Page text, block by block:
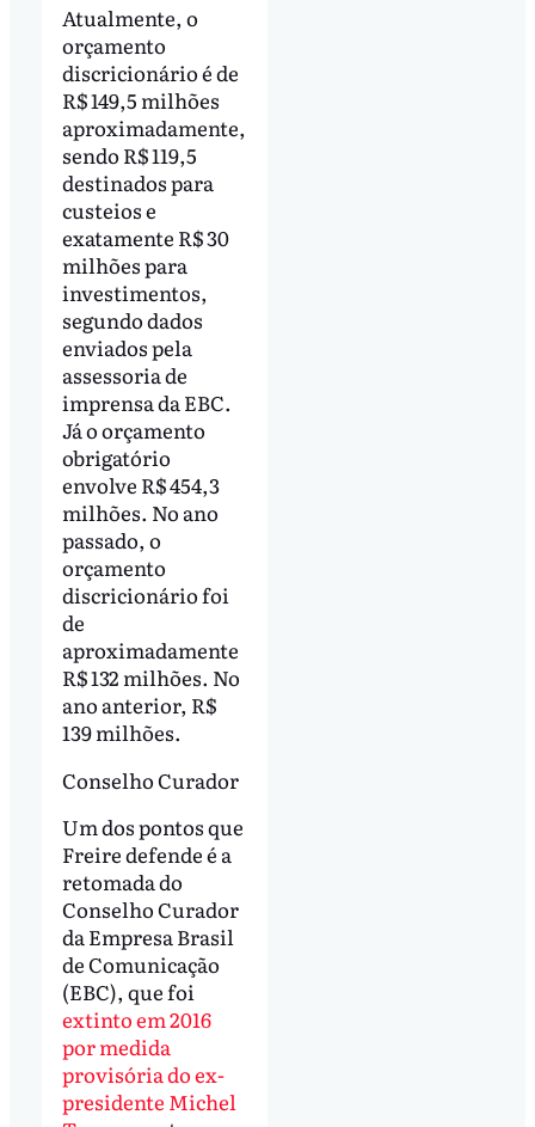
Atualmente, o
orçamento
discricionário é de
R$ 149,5 milhões
aproximadamente,
sendo R$ 119,5
destinados para
custeios e
exatamente R$ 30
milhões para
investimentos,
segundo dados
enviados pela
assessoria de
imprensa da EBC.
Já o orçamento
obrigatório
envolve R$ 454,3
milhões. No ano
passado, o
orçamento
discricionário foi
de
aproximadamente
R$ 132 milhões. No
ano anterior, R$
139 milhões.
Conselho Curador
Um dos pontos que
Freire defende é a
retomada do
Conselho Curador
da Empresa Brasil
de Comunicação
(EBC), que foi
extinto em 2016
por medida
provisória do ex-
presidente Michel